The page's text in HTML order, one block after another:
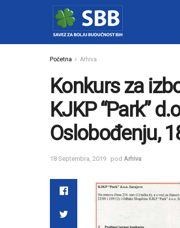
Početna Arhiva
Konkurs za
KJKP “Park”
Oslobođenju,
18 Septembra, 2019 pod Arhiva